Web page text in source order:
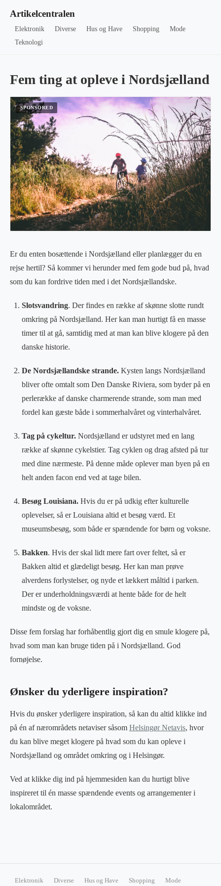
Artikelcentralen
Elektronik Diverse Hus og Have Shopping
Mode
Teknologi
Fem ting at opleve i Nordsjælland
Er du enten bosættende i Nordsjælland eller planlægger du en
rejse hertil? Så kommer vi herunder med fem gode bud på, hvad
som du kan fordrive tiden med i det Nordsjællandske.
Slotsvandring. Der findes en række af skønne slotte rundt
omkring på Nordsjælland. Her kan man hurtigt få en masse
timer til at gå, samtidig med at man kan blive klogere på den
danske historie.
De Nordsjællandske strande. Kysten langs Nordsjælland
bliver ofte omtalt som Den Danske Riviera, som byder på en
perlerække af danske charmerende strande, som man med
fordel kan gæste både i sommerhalvåret og vinterhalvåret.
Tag på cykeltur. Nordsjælland er udstyret med en lang
række af skønne cykelstier. Tag cyklen og drag afsted på tur
med dine nærmeste. På denne måde oplever man byen på en
helt anden facon end ved at tage bilen.
Besøg Louisiana. Hvis du er på udkig efter kulturelle
oplevelser, så er Louisiana altid et besøg værd. Et
museumsbesøg, som både er spændende for børn og voksne.
Bakken. Hvis der skal lidt mere fart over feltet, så er
Bakken altid et glædeligt besøg. Her kan man prøve
alverdens forlystelser, og nyde et lækkert måltid i parken.
Der er underholdningsværdi at hente både for de helt
mindste og de voksne.
Disse fem forslag har forhåbentlig gjort dig en smule klogere på,
hvad som man kan bruge tiden på i Nordsjælland. God
fornøjelse.
Ønsker du yderligere inspiration?
Hvis du ønsker yderligere inspiration, så kan du altid klikke ind
på én af nærområdets netaviser såsom Helsingør Netavis, hvor
du kan blive meget klogere på hvad som du kan opleve i
Nordsjælland og området omkring og i Helsingør.
Ved at klikke dig ind på hjemmesiden kan du hurtigt blive
inspireret til én masse spændende events og arrangementer i
lokalområdet.
Elektronik Diverse Hus og Have Shopping Mode